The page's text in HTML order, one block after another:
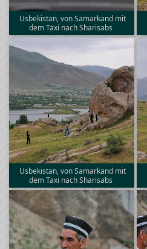
Usbekistan, von Samarkand mit
dem Taxi nach Sharisabs
Usbekistan, von Samarkand mit
dem Taxi nach Sharisabs